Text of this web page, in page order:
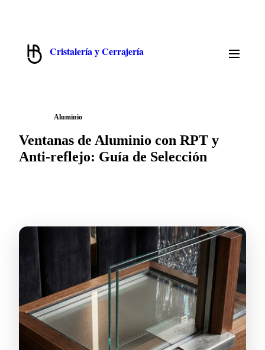
Cristalería y Cerrajería
Hermanos Benito · Madrid
Aluminio
Ventanas de Aluminio con RPT y
Anti-reflejo: Guía de Selección